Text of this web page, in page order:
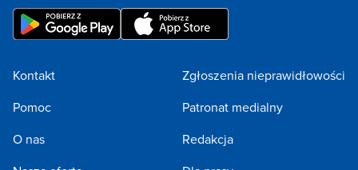
Kontakt
Pomoc
O nas
Zgłoszenia nieprawidłowości
Patronat medialny
Redakcja